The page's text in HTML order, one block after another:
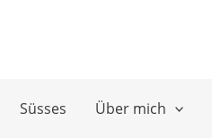
Süsses Über mich